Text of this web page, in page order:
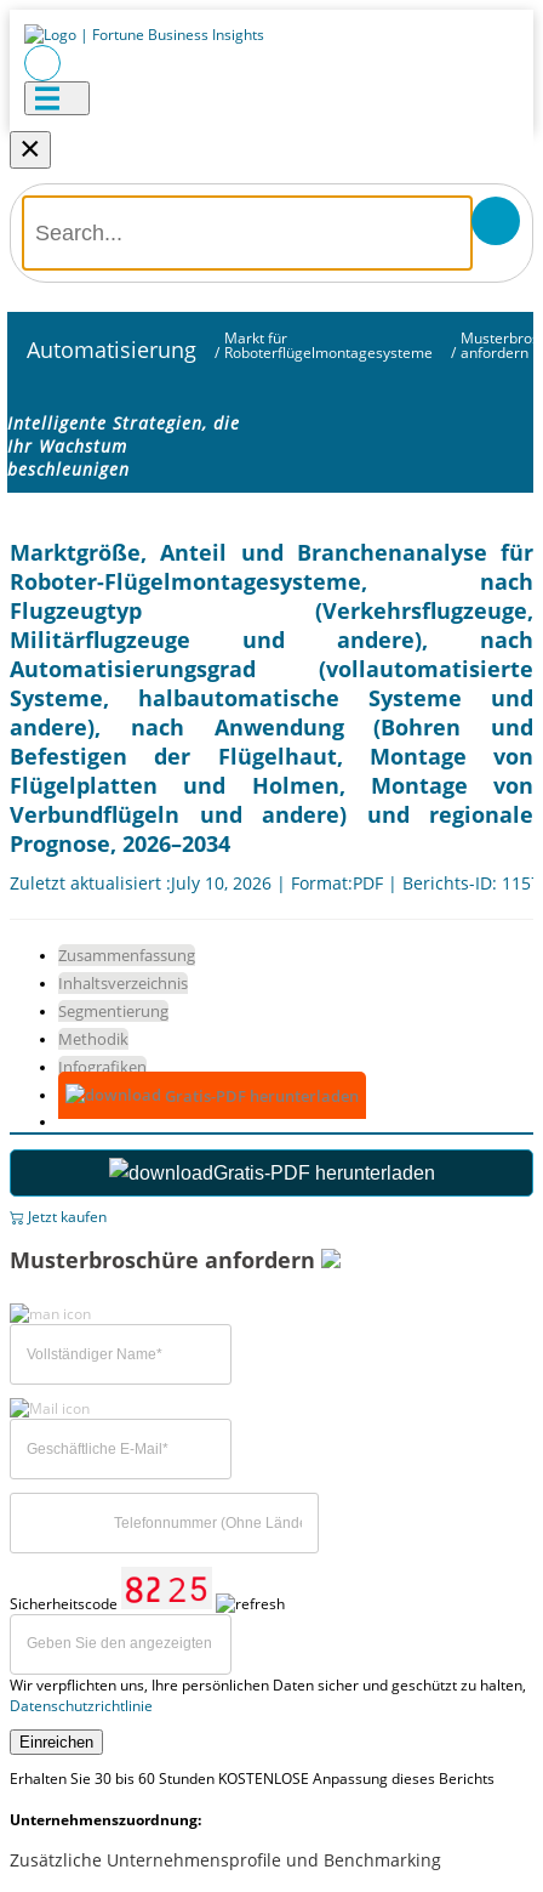
×
Automatisierung /
Markt für
Roboterflügelmontagesysteme / anfordern
Intelligente Strategien, die
Ihr Wachstum
beschleunigen
Marktgröße, Anteil und Branchenanalyse für
Roboter-Flügelmontagesysteme, nach
Flugzeugtyp (Verkehrsflugzeuge,
Militärflugzeuge und andere), nach
Automatisierungsgrad (vollautomatisierte
Systeme, halbautomatische Systeme und
andere), nach Anwendung (Bohren und
Befestigen der Flügelhaut, Montage von
Flügelplatten und Holmen, Montage von
Verbundflügeln und andere) und regionale
Prognose, 2026–2034
Zuletzt aktualisiert :July 10, 2026 | Format:PDF | Berichts-ID:
Zusammenfassung
Inhaltsverzeichnis
Segmentierung
Methodik
Infografiken
Gratis-PDF herunterladen
Gratis-PDF herunterladen
Jetzt kaufen
Musterbroschüre anfordern
Sicherheitscode
Wir verpflichten uns, Ihre persönlichen Daten sicher und geschützt zu halten,
Datenschutzrichtlinie
Einreichen
Erhalten Sie 30 bis 60 Stunden KOSTENLOSE Anpassung dieses Berichts
Unternehmenszuordnung:
Zusätzliche Unternehmensprofile und Benchmarking